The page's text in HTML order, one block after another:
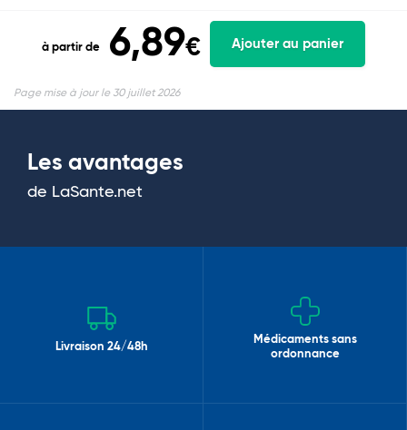
à partir de 6,89€ Ajouter au panier
Page mise à jour le 30 juillet 2026
Les avantages
de LaSante.net
Livraison 24/48h
Médicaments sans
ordonnance